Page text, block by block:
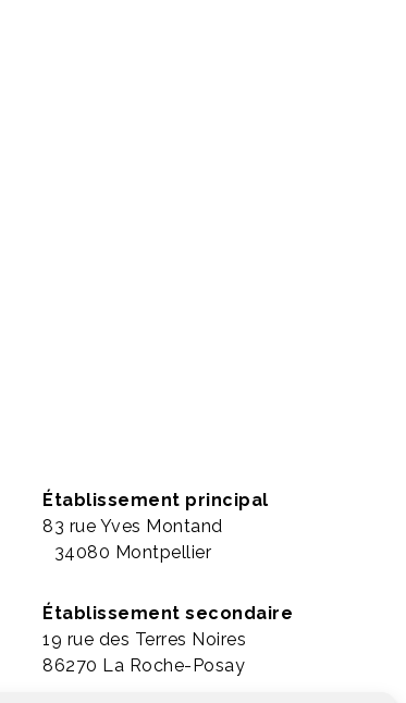
Établissement principal
83 rue Yves Montand
34080 Montpellier
Établissement secondaire
19 rue des Terres Noires
86270 La Roche-Posay